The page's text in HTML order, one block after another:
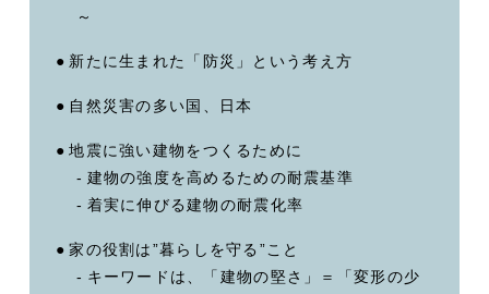
～
新たに生まれた「防災」という考え方
自然災害の多い国、日本
地震に強い建物をつくるために
建物の強度を高めるための耐震基準
着実に伸びる建物の耐震化率
家の役割は”暮らしを守る”こと
キーワードは、「建物の堅さ」＝「変形の少